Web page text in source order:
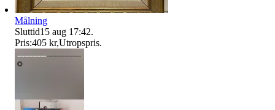
Målning
Sluttid15 aug 17:42.
Pris:405 kr,Utropspris.